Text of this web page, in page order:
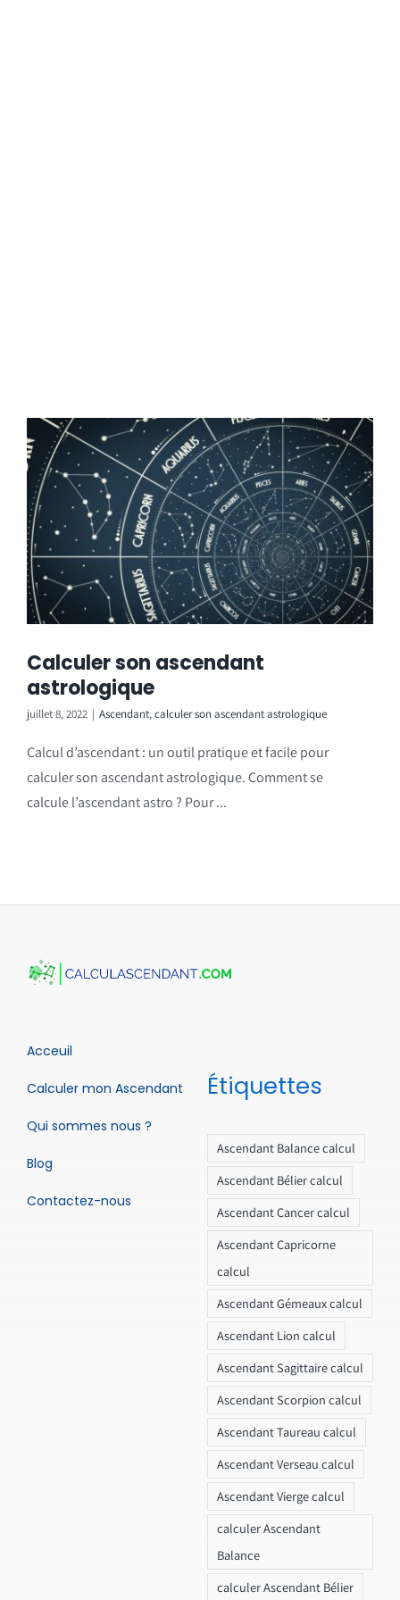
Calculer son ascendant
astrologique
juillet 8, 2022 | Ascendant,calculer son ascendant astrologique
Calcul d’ascendant : un outil pratique et facile pour
calculer son ascendant astrologique. Comment se
calcule l’ascendant astro ? Pour ...
Acceuil
Calculer mon Ascendant
Qui sommes nous ?
Blog
Contactez-nous
Étiquettes
Ascendant Balance calcul
Ascendant Bélier calcul
Ascendant Cancer calcul
Ascendant Capricorne
calcul
Ascendant Gémeaux calcul
Ascendant Lion calcul
Ascendant Sagittaire calcul
Ascendant Scorpion calcul
Ascendant Taureau calcul
Ascendant Verseau calcul
Ascendant Vierge calcul
calculer Ascendant
Balance
calculer Ascendant Bélier